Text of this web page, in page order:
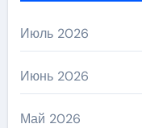
Июль 2026
Июнь 2026
Май 2026